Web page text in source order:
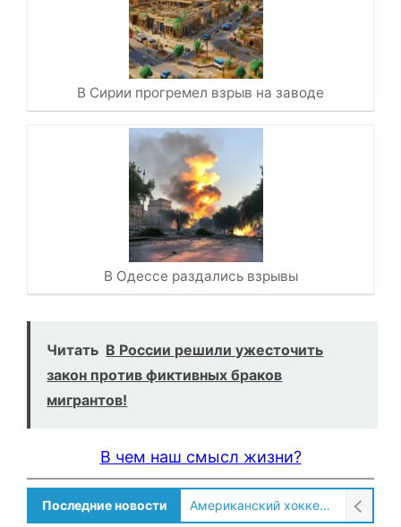
В Сирии прогремел взрыв на заводе
В Одессе раздались взрывы
Читать В России решили ужесточить
закон против фиктивных браков
мигрантов!
В чем наш смысл жизни?
Последние новости Американский хоккеист рассказал о культурном шоке после переезда в Россию!